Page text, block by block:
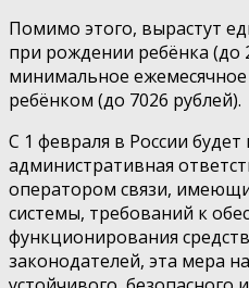
Помимо этого, вырастут
при рождении ребёнка (до
минимальное ежемесячное
ребёнком (до 7026 рублей).
С 1 февраля в России
административная
оператором связи,
системы, требований к
функционирования
законодателей, эта мера